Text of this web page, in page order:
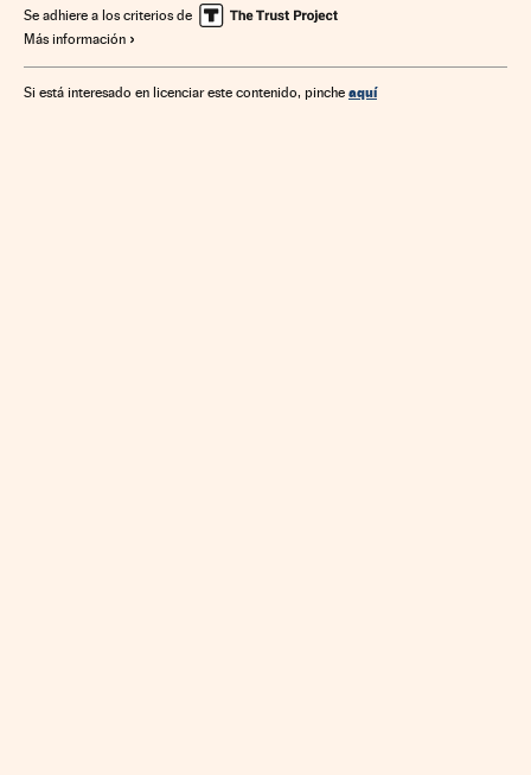
Servicios bancarios Mercados financieros
Se adhiere a los criterios de
Más información
Si está interesado en licenciar este contenido, pinche aquí